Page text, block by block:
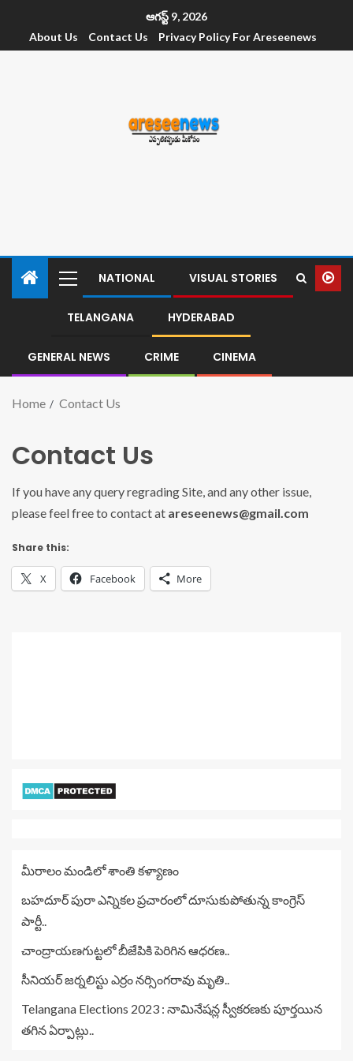
ఆగస్ట్ 9, 2026
About Us
Contact Us Privacy Policy For Areseenews
NATIONAL VISUAL STORIES
TELANGANA HYDERABAD
GENERAL NEWS CRIME CINEMA
Home Contact Us
Contact Us
If you have any query regrading Site, and any other issue,
please feel free to contact at areseenews@gmail.com
Share this:
X Facebook More
మీరాలం మండిలో శాంతి కళ్యాణం
బహదూర్ పురా ఎన్నికల ప్రచారంలో దూసుకుపోతున్న కాంగ్రెస్
పార్టీ..
చాంద్రాయణగుట్టలో బీజేపికి పెరిగిన ఆధరణ..
సీనియర్ జర్నలిస్టు ఎర్రం నర్సింగరావు మృతి..
Telangana Elections 2023 : నామినేషన్ల స్వీకరణకు పూర్తయిన
తగిన ఏర్పాట్లు..